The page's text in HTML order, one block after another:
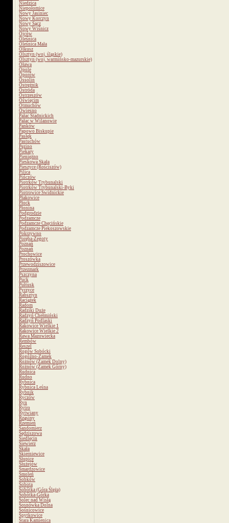
Niedzica
Niepołomice
Nowy Jasiniec
Nowy Korczyn
Nowy Sącz
Nowy Wiśnicz
Ojców
Oleśnica
Oleśnica Mała
Olkusz
Olsztyn (woj. śląskie)
Olsztyn (woj. warmińsko-mazurskie)
Oława
Opole
Oporów
Ossolin
Ostrężnik
Ostróda
Ostrzeszów
Oświęcim
Otmuchów
Owiesno
Pałac Stadnickich
Pałac w Wilanowie
Panków
Papowo Biskupie
Pasłęk
Pastuchów
Pęzino
Piekary
Pieniężno
Pieskowa Skała
Pieszyce (Rościszów)
Pilica
Pińczów
Piotrków Trybunalski
Piotrków Trybunalski-Byki
Piotrowice Świdnickie
Płakowice
Płock
Płonina
Podgrodzie
Podzamcze
Podzamcze Chęcińskie
Podzamcze Piekoszowskie
Pokrzywno
Poręba-Żegoty
Poznań
Poznań
Prochowice
Proszówka
Przewodziszowice
Przezmark
Pszczyna
Puck
Pułtusk
Pyrzyce
Rabsztyn
Raciążek
Radom
Radziki Duże
Radzyń Chełmiński
Radzyń Podlaski
Rakowice Wielkie 1
Rakowice Wielkie 2
Rawa Mazowiecka
Rembów
Reszel
Rogów Sobócki
Rogóźno-Zamek
Rożnów (Zamek Dolny)
Rożnów (Zamek Górny)
Rudnica
Rudno
Rybnica
Rybnica Leśna
Rybnik
Ryczów
Ryn
Rytro
Rytwiany
Rząsiny
Rzemień
Sandomierz
Sędziszowa
Siedlęcin
Siewierz
Skała
Skierniewice
Słupice
Służejów
Smardzowice
Smoleń
Sobków
Sobota
Sobótka (Góra Ślęża)
Sobótka-Górka
Solec nad Wisłą
Sosnówka Dolna
Sośnicowice
Spytkowice
Stara Kamienica